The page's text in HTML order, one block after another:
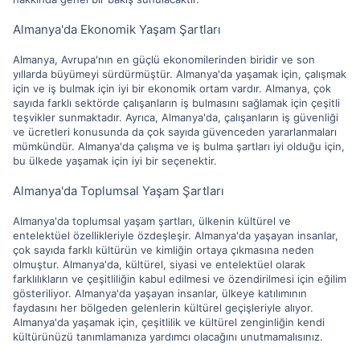
Almanya'da Ekonomik Yaşam Şartları
Almanya, Avrupa'nın en güçlü ekonomilerinden biridir ve son
yıllarda büyümeyi sürdürmüştür. Almanya'da yaşamak için, çalışmak
için ve iş bulmak için iyi bir ekonomik ortam vardır. Almanya, çok
sayıda farklı sektörde çalışanların iş bulmasını sağlamak için çeşitli
teşvikler sunmaktadır. Ayrıca, Almanya'da, çalışanların iş güvenliği
ve ücretleri konusunda da çok sayıda güvenceden yararlanmaları
mümkündür. Almanya'da çalışma ve iş bulma şartları iyi olduğu için,
bu ülkede yaşamak için iyi bir seçenektir.
Almanya'da Toplumsal Yaşam Şartları
Almanya'da toplumsal yaşam şartları, ülkenin kültürel ve
entelektüel özellikleriyle özdeşleşir. Almanya'da yaşayan insanlar,
çok sayıda farklı kültürün ve kimliğin ortaya çıkmasına neden
olmuştur. Almanya'da, kültürel, siyasi ve entelektüel olarak
farklılıkların ve çeşitliliğin kabul edilmesi ve özendirilmesi için eğilim
gösteriliyor. Almanya'da yaşayan insanlar, ülkeye katılımının
faydasını her bölgeden gelenlerin kültürel geçişleriyle alıyor.
Almanya'da yaşamak için, çeşitlilik ve kültürel zenginliğin kendi
kültürünüzü tanımlamanıza yardımcı olacağını unutmamalısınız.